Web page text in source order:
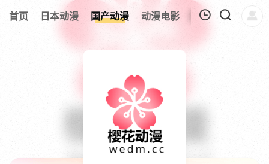
首页 日本动漫 国产动漫 动漫电影 欧美动漫 追剧
暂无观看影片的记录